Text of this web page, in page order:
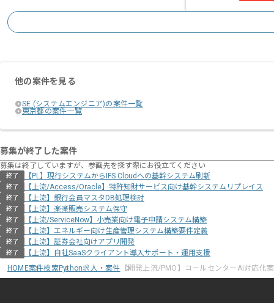
他の案件を見る
SE (システムエンジニア)の案件一覧
東京都の案件一覧
募集が終了した案件
募集は終了していますが、参画先を探す際にお役立てください
終了 【PL】現行システムからIFS Cloudへの基幹システム刷新
終了 【上流/Access/Oracle】特許知財サービス向け基幹システムリプレイス
終了 【上流】銀行会員マスタDB処理検討
終了 【上流】楽楽販売システム保守
終了 【上流/ServiceNow】小売業向け電子申請システム構築
終了 【上流】エネルギー向け生産管理システム構築要件定義
終了 【上流】証券会社向けアプリ開発
終了
【上流】自社SaaSクライアント導入サポート・運用支援
HOME案件検索Python求人・案件 【開発上流/PMO】コールセンターAI対応化